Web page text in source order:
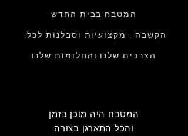
המטבח בבית החדש
.הקשבה , מקצועיות וסבלנות לכל
הצרכים שלנו והחלומות שלנו
המטבח היה מוכן בזמן
והכל התארגן בצורה